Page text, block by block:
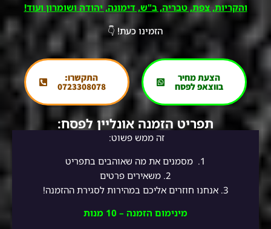
והקריות, צפת, טבריה, ב"ש, דימונה, יהודה ושומרון ועוד!
הזמינו כעת! 👇
הצעת מחיר
בווצאפ לפסח
התקשרו:
0723308078
תפריט הזמנה אונליין לפסח:
זה ממש פשוט:
1.
מסמנים את מה שאוהבים בתפריט
2. משאירים פרטים
3. אנחנו חוזרים אליכם במהירות לסגירת ההזמנה!
מינימום הזמנה – 10 מנות